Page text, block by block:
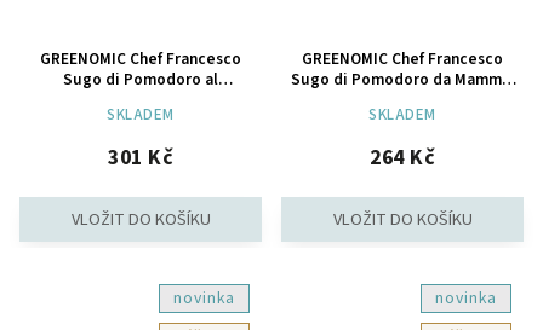
GREENOMIC Chef Francesco
Sugo di Pomodoro al
SKLADEM
301 Kč
GREENOMIC Chef Francesco
Sugo di Pomodoro da Mamma,
SKLADEM
264 Kč
novinka
novinka